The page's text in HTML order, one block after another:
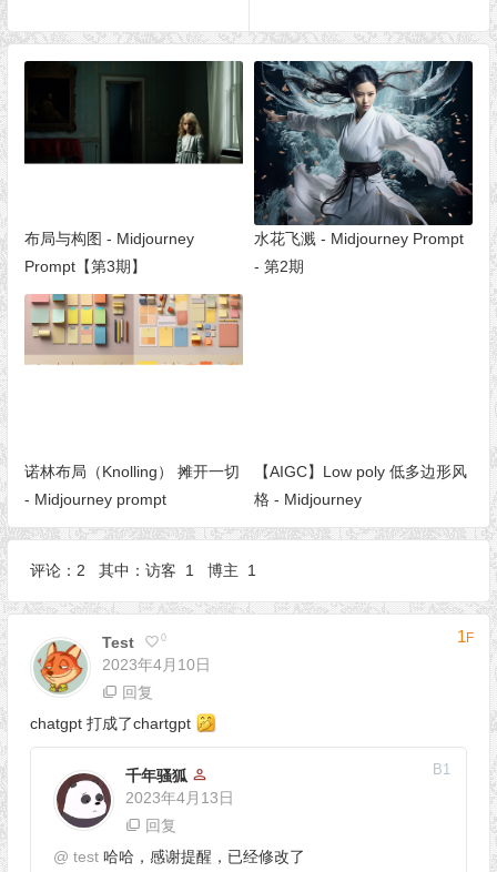
布局与构图 - Midjourney
Prompt【第3期】
水花飞溅 - Midjourney Prompt
- 第2期
诺林布局（Knolling） 摊开一切
- Midjourney prompt
【AIGC】Low poly 低多边形风
格 - Midjourney
评论：2 其中：访客 1 博主 1
Test 0
2023年4月10日
1F
回复
chatgpt 打成了chartgpt
千年骚狐
2023年4月13日
B1
回复
@ test哈哈，感谢提醒，已经修改了